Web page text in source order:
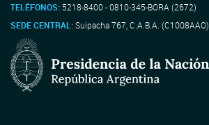
TELÉFONOS: 5218-8400 - 0810-345-BORA (2672)
SEDE CENTRAL:Suipacha 767, C.A.B.A. (C1008AAO)